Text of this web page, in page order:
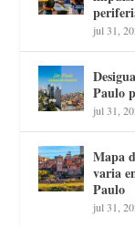
jul 31,
Paulo
jul 31,
Mapa
varia
Paulo
jul 31,